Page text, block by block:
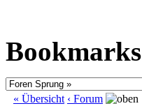
Bookmarks
« Übersicht ‹ Forum